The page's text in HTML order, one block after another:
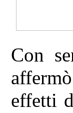
Con
effetti